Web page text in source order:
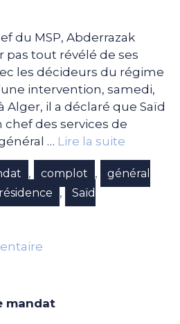
du MSP, Abderrazak
pas tout révélé de ses
les décideurs du régime
intervention, samedi,
il a déclaré que Saïd
chef des services de
… Lire la suite
, complot ,
général
,
Saïd
mandat